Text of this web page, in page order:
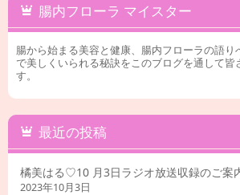
腸内フローラ マイスター
腸から始まる美容と健康、腸内フローラの語り
で美しくいられる秘訣をこのブログを通して皆
す。
最近の投稿
橘美はる♡10 月3日ラジオ放送収録のご案
2023年10月3日